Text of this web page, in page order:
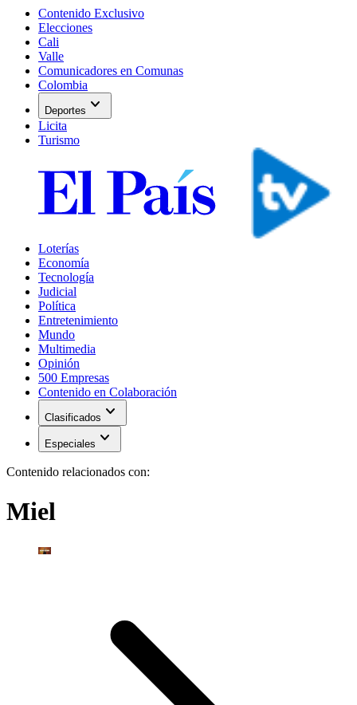
Contenido Exclusivo
Elecciones
Cali
Valle
Comunicadores en Comunas
Colombia
Deportes expand_more
Licita
Turismo
Loterías
Economía
Tecnología
Judicial
Política
Entretenimiento
Mundo
Multimedia
Opinión
500 Empresas
Contenido en Colaboración
Clasificados expand_more
Especiales expand_more
Contenido relacionados con:
Miel